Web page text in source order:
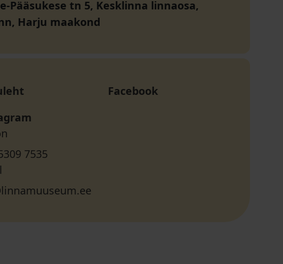
Pääsukese tn 5, Kesklinna linnaosa,
Harju maakond
Facebook
7535